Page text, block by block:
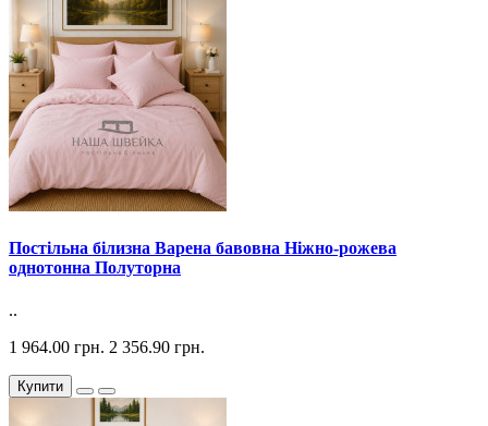
Постільна білизна Варена бавовна Ніжно-рожева
однотонна Полуторна
..
1 964.00 грн. 2 356.90 грн.
Купити